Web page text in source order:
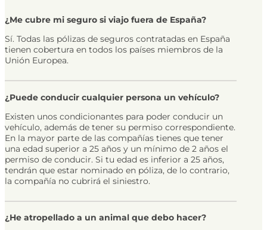
¿Me cubre mi seguro si viajo fuera de España?
Sí. Todas las pólizas de seguros contratadas en España
tienen cobertura en todos los países miembros de la
Unión Europea.
¿Puede conducir cualquier persona un vehículo?
Existen unos condicionantes para poder conducir un
vehículo, además de tener su permiso correspondiente.
En la mayor parte de las compañías tienes que tener
una edad superior a 25 años y un mínimo de 2 años el
permiso de conducir. Si tu edad es inferior a 25 años,
tendrán que estar nominado en póliza, de lo contrario,
la compañía no cubrirá el siniestro.
¿He atropellado a un animal que debo hacer?